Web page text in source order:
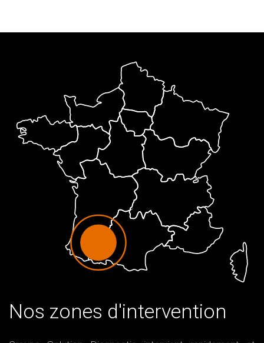
Nos zones d'intervention